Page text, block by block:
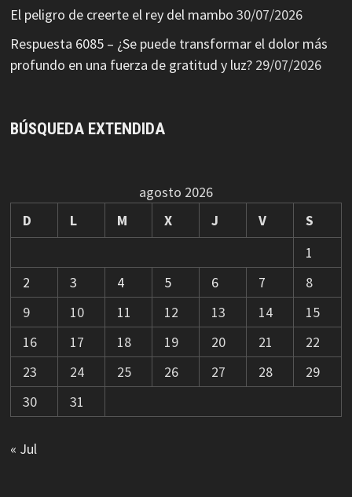
El peligro de creerte el rey del mambo 30/07/2026
Respuesta 6085 – ¿Se puede transformar el dolor más
profundo en una fuerza de gratitud y luz? 29/07/2026
BÚSQUEDA EXTENDIDA
agosto 2026
D
L M X J V
S
1
2
3 4 5 6 7
8
9
10 11 12 13 14
15
16
17 18 19 20 21
22
23
24 25 26 27 28
29
30
31
« Jul